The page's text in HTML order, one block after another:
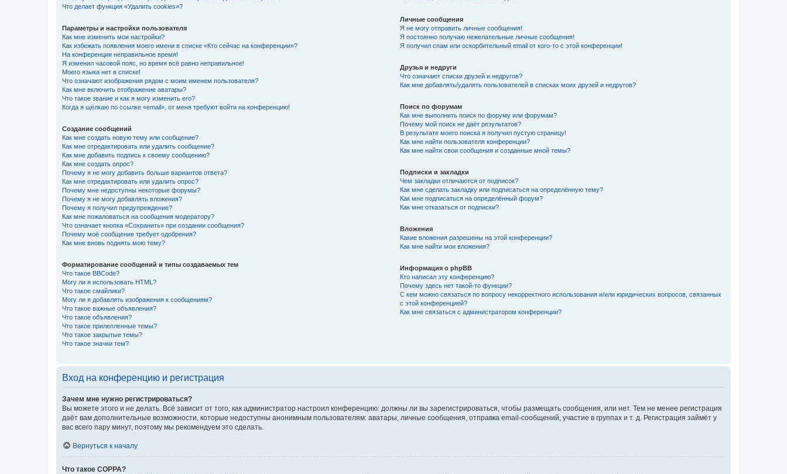
Что делает функция «Удалить cookies»?
Параметры и настройки пользователя
Как мне изменить мои настройки?
Как избежать появления моего имени в списке «Кто сейчас на конференции»?
На конференции неправильное время!
Я изменил часовой пояс, но время всё равно неправильное!
Моего языка нет в списке!
Что означают изображения рядом с моим именем пользователя?
Как мне включить отображение аватары?
Что такое звание и как я могу изменить его?
Когда я щёлкаю по ссылке «email», от меня требуют войти на конференцию!
Создание сообщений
Как мне создать новую тему или сообщение?
Как мне отредактировать или удалить сообщение?
Как мне добавить подпись к своему сообщению?
Как мне создать опрос?
Почему я не могу добавить больше вариантов ответа?
Как мне отредактировать или удалить опрос?
Почему мне недоступны некоторые форумы?
Почему я не могу добавлять вложения?
Почему я получил предупреждение?
Как мне пожаловаться на сообщения модератору?
Что означает кнопка «Сохранить» при создании сообщения?
Почему моё сообщение требует одобрения?
Как мне вновь поднять мою тему?
Форматирование сообщений и типы создаваемых тем
Что такое BBCode?
Могу ли я использовать HTML?
Что такое смайлики?
Могу ли я добавлять изображения к сообщениям?
Что такое важные объявления?
Что такое объявления?
Что такое прилепленные темы?
Что такое закрытые темы?
Что такое значки тем?
Личные сообщения
Я не могу отправить личные сообщения!
Я постоянно получаю нежелательные личные сообщения!
Я получил спам или оскорбительный email от кого-то с этой конференции!
Друзья и недруги
Что означают списки друзей и недругов?
Как мне добавлять/удалять пользователей в списках моих друзей и недругов?
Поиск по форумам
Как мне выполнить поиск по форуму или форумам?
Почему мой поиск не даёт результатов?
В результате моего поиска я получил пустую страницу!
Как мне найти пользователя конференции?
Как мне найти свои сообщения и созданные мной темы?
Подписки и закладки
Чем закладки отличаются от подписок?
Как мне сделать закладку или подписаться на определённую тему?
Как мне подписаться на определённый форум?
Как мне отказаться от подписки?
Вложения
Какие вложения разрешены на этой конференции?
Как мне найти мои вложения?
Информация о phpBB
Кто написал эту конференцию?
Почему здесь нет такой-то функции?
С кем можно связаться по вопросу некорректного использования и/или юридических вопросов, связанных
с этой конференцией?
Как мне связаться с администратором конференции?
Вход на конференцию и регистрация
Зачем мне нужно регистрироваться?
Вы можете этого и не делать. Всё зависит от того, как администратор настроил конференцию: должны ли вы зарегистрироваться, чтобы размещать сообщения, или нет. Тем не менее регистрация
даёт вам дополнительные возможности, которые недоступны анонимным пользователям: аватары, личные сообщения, отправка email-сообщений, участие в группах и т. д. Регистрация займёт у
вас всего пару минут, поэтому мы рекомендуем это сделать.
Вернуться к началу
Что такое COPPA?